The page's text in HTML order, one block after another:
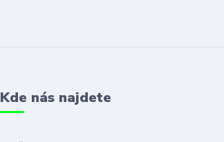
Kde nás najdete